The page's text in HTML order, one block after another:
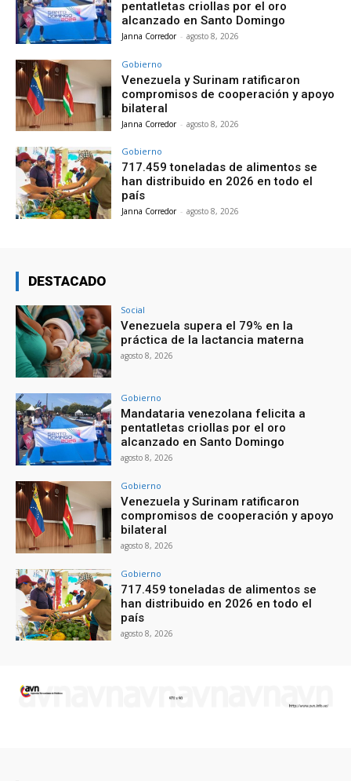
pentatletas criollas por el oro
alcanzado en Santo Domingo
Janna Corredor - agosto 8, 2026
Gobierno
Venezuela y Surinam ratificaron
compromisos de cooperación y apoyo
bilateral
Janna Corredor - agosto 8, 2026
Gobierno
717.459 toneladas de alimentos se
han distribuido en 2026 en todo el
país
Janna Corredor - agosto 8, 2026
DESTACADO
Social
Venezuela supera el 79% en la
práctica de la lactancia materna
agosto 8, 2026
Gobierno
Mandataria venezolana felicita a
pentatletas criollas por el oro
alcanzado en Santo Domingo
agosto 8, 2026
Gobierno
Venezuela y Surinam ratificaron
compromisos de cooperación y apoyo
bilateral
agosto 8, 2026
Gobierno
717.459 toneladas de alimentos se
han distribuido en 2026 en todo el
país
agosto 8, 2026